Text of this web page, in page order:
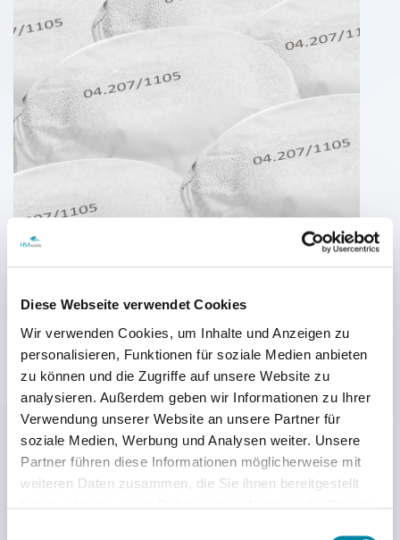
Diese Webseite verwendet Cookies
Wir verwenden Cookies, um Inhalte und Anzeigen zu
personalisieren, Funktionen für soziale Medien anbieten
zu können und die Zugriffe auf unsere Website zu
analysieren. Außerdem geben wir Informationen zu Ihrer
Verwendung unserer Website an unsere Partner für
soziale Medien, Werbung und Analysen weiter. Unsere
Partner führen diese Informationen möglicherweise mit
weiteren Daten zusammen, die Sie ihnen bereitgestellt
AKTUELLES UND EVENTS
SEARCH
Druck von Produktionsdaten auf
Aluminiumfolie für
Gesichtscreme-Tiegel
Mit einem HSAJET
Drucker können Sie direkt auf